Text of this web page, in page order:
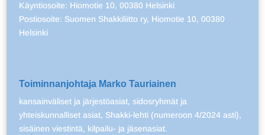
Käyntiosoite: Hiomotie 10, 00380 Helsinki
Postiosoite: Suomen Shakkiliitto ry, Hiomotie 10, 00380
Helsinki
Toiminnanjohtaja Marko Tauriainen
kansainväliset ja järjestöasiat, sidosryhmät ja
yhteiskunnalliset asiat, Shakki-lehti (numeroon 4/2024 asti),
sisäinen viestintä, kilpailu- ja jäsenasiat.